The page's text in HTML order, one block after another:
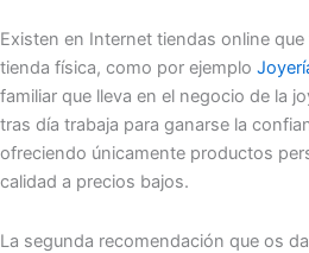
Existen en Internet tiendas online
tienda física, como por ejemplo
familiar que lleva en el negocio de la
tras día trabaja para ganarse la
ofreciendo únicamente productos
calidad a precios bajos.
La segunda recomendación que os